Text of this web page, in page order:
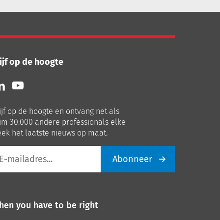
op de hoogte
Volg
ons
Youtube
op de hoogte en ontvang net als
30.000 andere professionals elke
het laatste nieuws op maat.
Abonneer
you have to be right